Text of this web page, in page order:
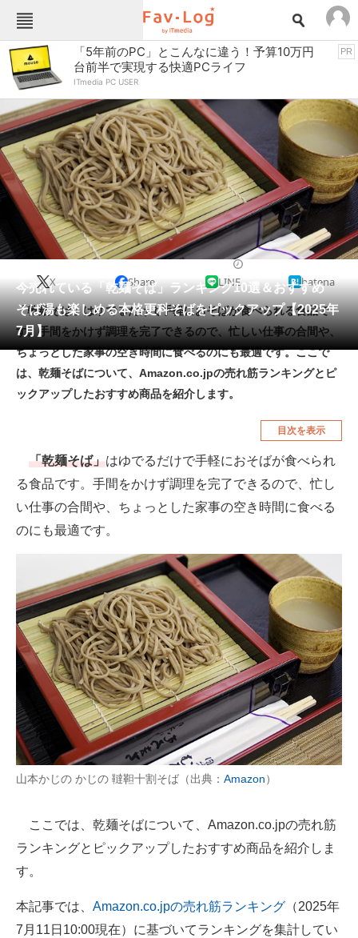
Fav-Logカテゴリー一覧
TOP アウトドア用品
インテリア・収納 おもちゃ・ホビー
カメラ キッチン家電
キッチン用品 ゲーム
コンテンツ・サービス スイーツ・お菓子
スポーツ・レジャー スマホ・携帯電話
パソコン・タブレット ファッション
ペット 家電
工具・DIY 本・DVD・CD
生活家電 生活用品
空調・季節家電 美容・コスメ
メディア
ITの今と未来を見通す
スマホと通信の最新トレンド
進化するPCとデバイスの未来
好きが集まる 比べて選べる
ビジネスと働き方のヒント
AI活用のいまが分かる
企業ITのトレンドを詳説
経営リーダーのコミュニティ
マーケ×ITの今がよく分かる
企業向けIT製品の総合サイト
「5年前のPC」とこんなに違う！予算10万円
台前半で実現する快適PCライフ
ITmedia PC USER
PR
今売れている「乾麺そば」ランキング10選＆おすすめ
そば湯も楽しめる本格更科そばをピックアップ【2025年
7月】
X Share LINE hatena
「乾麺そば」はゆでるだけで手軽におそばが食べられる食品で
す。手間をかけず調理を完了できるので、忙しい仕事の合間や、
ちょっとした家事の空き時間に食べるのにも最適です。ここで
は、乾麺そばについて、Amazon.co.jpの売れ筋ランキングとピ
ックアップしたおすすめ商品を紹介します。
目次を表示
「乾麺そば」はゆでるだけで手軽におそばが食べられ
る食品です。手間をかけず調理を完了できるので、忙し
い仕事の合間や、ちょっとした家事の空き時間に食べる
のにも最適です。
山本かじの かじの 韃靼十割そば（出典： Amazon）
ここでは、乾麺そばについて、Amazon.co.jpの売れ筋
ランキングとピックアップしたおすすめ商品を紹介しま
す。
本記事では、 Amazon.co.jpの売れ筋ランキング （2025年
7月11日10:00現在）に基づいてランキングを集計してい